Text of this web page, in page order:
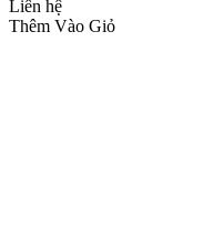
Liên hệ
Thêm Vào Giỏ